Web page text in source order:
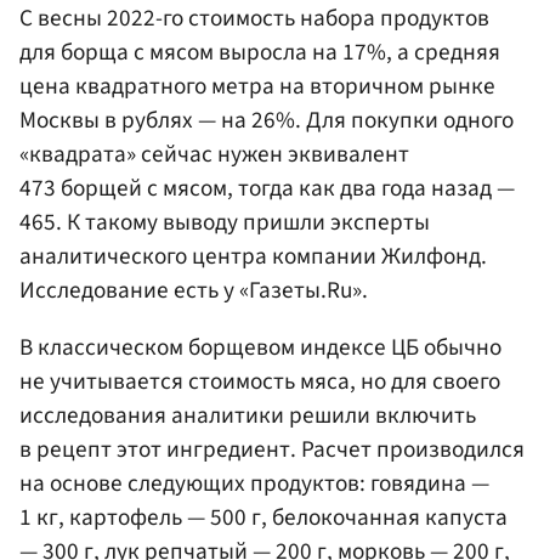
С весны 2022-го стоимость набора продуктов
для борща с мясом выросла на 17%, а средняя
цена квадратного метра на вторичном рынке
Москвы в рублях — на 26%. Для покупки одного
«квадрата» сейчас нужен эквивалент
473 борщей с мясом, тогда как два года назад —
465. К такому выводу пришли эксперты
аналитического центра компании Жилфонд.
Исследование есть у «Газеты.Ru».
В классическом борщевом индексе ЦБ обычно
не учитывается стоимость мяса, но для своего
исследования аналитики решили включить
в рецепт этот ингредиент. Расчет производился
на основе следующих продуктов: говядина —
1 кг, картофель — 500 г, белокочанная капуста
— 300 г, лук репчатый — 200 г, морковь — 200 г,